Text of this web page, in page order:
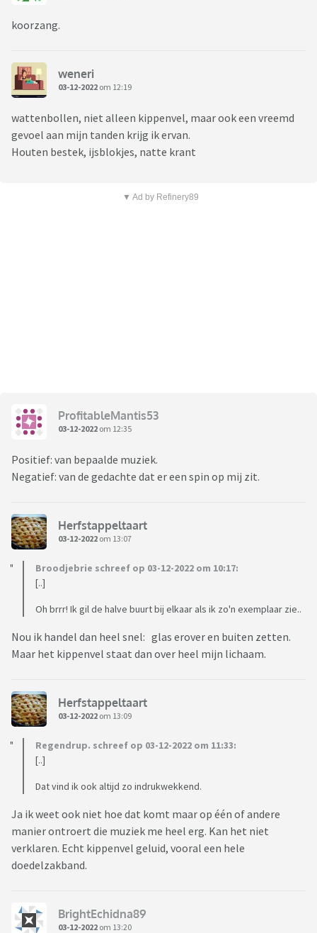
koorzang.
weneri
03-12-2022 om 12:19
wattenbollen, niet alleen kippenvel, maar ook een vreemd
gevoel aan mijn tanden krijg ik ervan.
Houten bestek, ijsblokjes, natte krant
▼ Ad by Refinery89
ProfitableMantis53
03-12-2022 om 12:35
Positief: van bepaalde muziek.
Negatief: van de gedachte dat er een spin op mij zit.
Herfstappeltaart
03-12-2022 om 13:07
Broodjebrie schreef op 03-12-2022 om 10:17:
[..]
Oh brrr! Ik gil de halve buurt bij elkaar als ik zo'n exemplaar zie..
Nou ik handel dan heel snel: glas erover en buiten zetten.
Maar het kippenvel staat dan over heel mijn lichaam.
Herfstappeltaart
03-12-2022 om 13:09
Regendrup. schreef op 03-12-2022 om 11:33:
[..]
Dat vind ik ook altijd zo indrukwekkend.
Ja ik weet ook niet hoe dat komt maar op één of andere
manier ontroert die muziek me heel erg. Kan het niet
verklaren. Echt kippenvel geluid, vooral een hele
doedelzakband.
BrightEchidna89
03-12-2022 om 13:20